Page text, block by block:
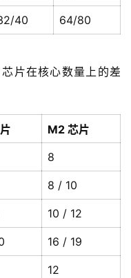
40 64/80
片在核心数量上的差
M2 芯片
8
8 / 10
10 / 12
16 / 19
12